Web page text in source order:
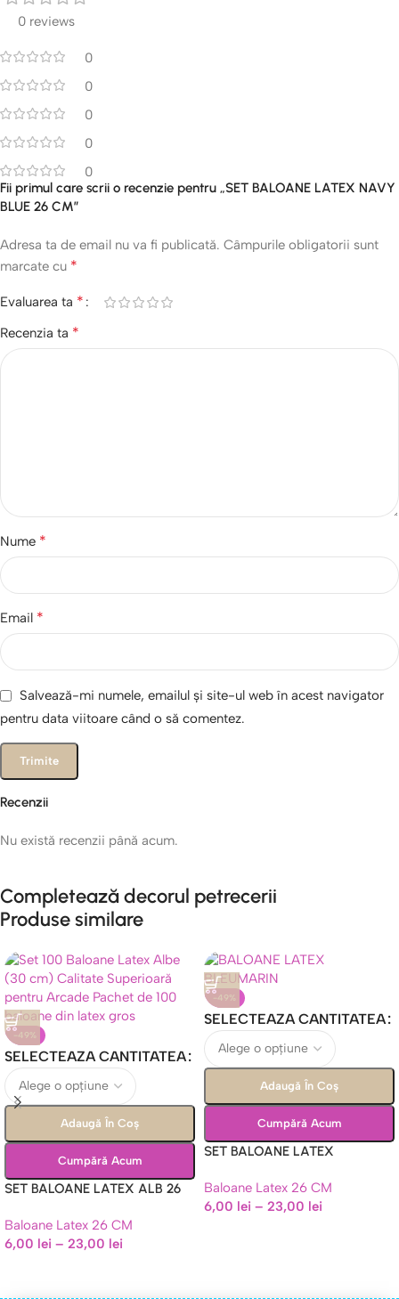
0 reviews
0
0
0
0
0
Recenzii
Nu există recenzii până acum.
Fii primul care scrii o recenzie pentru „SET BALOANE LATEX NAVY
BLUE 26 CM”
Adresa ta de email nu va fi publicată. Câmpurile obligatorii sunt
marcate cu *
Evaluarea ta *
Recenzia ta *
Nume *
Email *
Salvează-mi numele, emailul și site-ul web în acest navigator
pentru data viitoare când o să comentez.
Completează decorul petrecerii
Produse similare
-49%
SELECTEAZA CANTITATEA
Adaugă În Coș
Cumpără Acum
SET BALOANE LATEX ALB 26
Baloane Latex 26 CM
6,00 lei – 23,00 lei
-49%
SELECTEAZA CANTITATEA
Adaugă În Coș
Cumpără Acum
SET BALOANE LATEX
Baloane Latex 26 CM
6,00 lei – 23,00 lei